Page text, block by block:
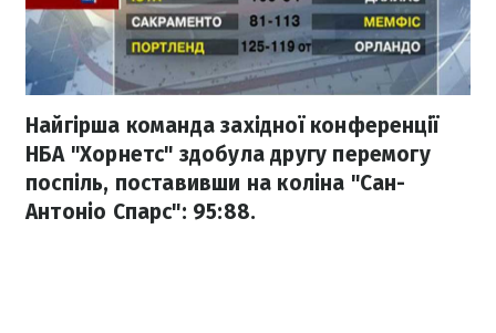
Найгірша команда західної конференції
НБА "Хорнетс" здобула другу перемогу
поспіль, поставивши на коліна "Сан-
Антоніо Спарс": 95:88.